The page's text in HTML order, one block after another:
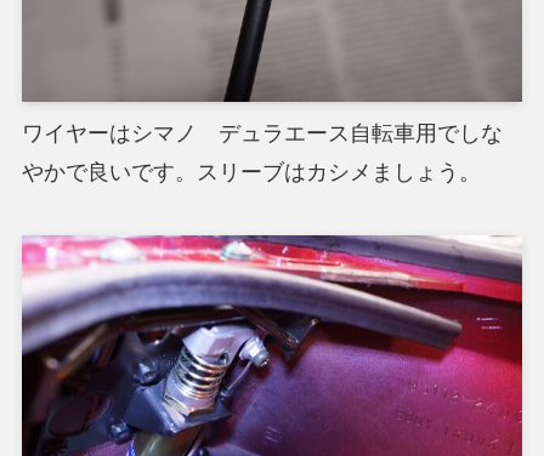
ワイヤーはシマノ デュラエース自転車用でしな
やかで良いです。スリーブはカシメましょう。